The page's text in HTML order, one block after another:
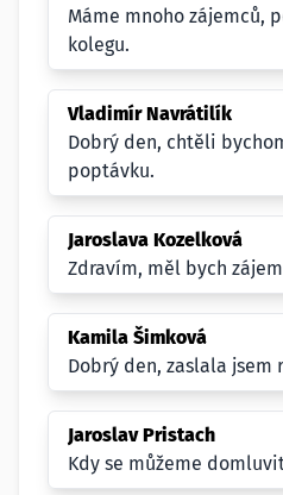
Máme mnoho zájemců,
kolegu.
Vladimír Navrátilík
Dobrý den, chtěli
poptávku.
Jaroslava Kozelková
Zdravím, měl bych
Kamila Šimková
Dobrý den, zaslala jsem
Jaroslav Pristach
Kdy se můžeme